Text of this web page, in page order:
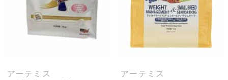
アーテミス
アーテミス